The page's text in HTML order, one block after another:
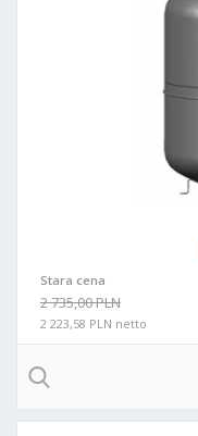
Stara cena
2 735,00 PLN
2 223,58 PLN netto